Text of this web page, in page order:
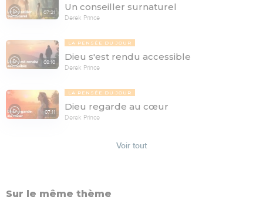
07:21
Un conseiller surnaturel
Derek Prince
08:10
LA PENSÉE DU JOUR
Dieu s'est rendu accessible
Derek Prince
07:11
LA PENSÉE DU JOUR
Dieu regarde au cœur
Derek Prince
Voir tout
Sur le même thème